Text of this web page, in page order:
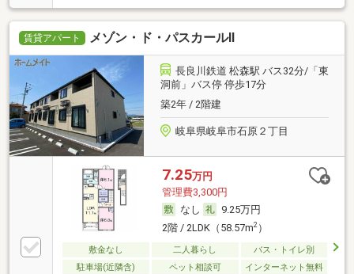
賃貸アパート メゾン・ド・パスカールⅡ
長良川鉄道 松森駅 バス32分/「東
洞前」バス停 停歩17分
築2年 / 2階建
岐阜県岐阜市石原２丁目
7.25万円
管理費3,300円
なし
9.25万円
2階 / 2LDK（58.57m2）
敷金なし 二人暮らし
バス・トイレ別
駐車場(近隣含)
ペット相談可 インターネット無料